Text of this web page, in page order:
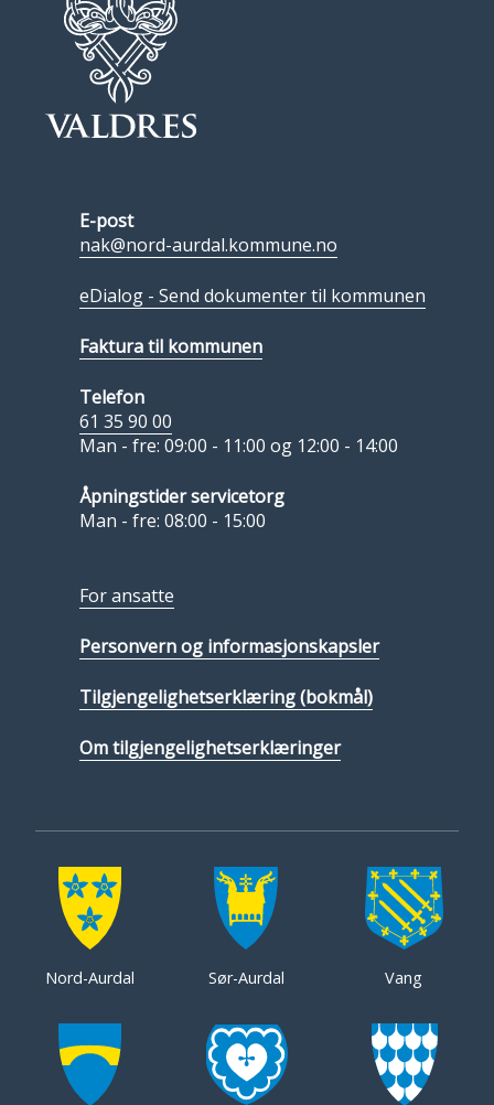
E-post
nak@nord-aurdal.kommune.no
eDialog - Send dokumenter til kommunen
Faktura til kommunen
Telefon
61 35 90 00
Man - fre: 09:00 - 11:00 og 12:00 - 14:00
Åpningstider servicetorg
Man - fre: 08:00 - 15:00
For ansatte
Personvern og informasjonskapsler
Tilgjengelighetserklæring (bokmål)
Om tilgjengelighetserklæringer
Nord-Aurdal Sør-Aurdal Vang